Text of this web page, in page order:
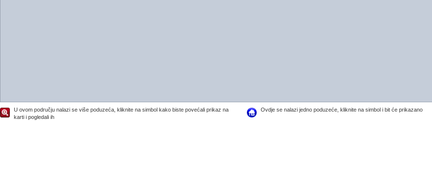
U ovom području nalazi se više poduzeća, kliknite na simbol kako biste povećali prikaz na
karti i pogledali ih
Ovdje se nalazi jedno poduzeće, kliknite na simbol i bit će prikazano